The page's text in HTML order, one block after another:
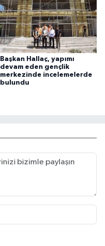
Başkan Hallaç, yapımı
devam eden gençlik
merkezinde incelemelerde
bulundu